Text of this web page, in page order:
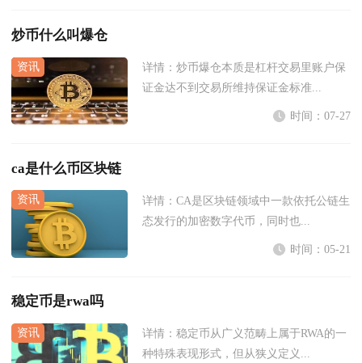
炒币什么叫爆仓
详情： 炒币爆仓本质是杠杆交易里账户保
证金达不到交易所维持保证金标准...
时间：07-27
ca是什么币区块链
详情： CA是区块链领域中一款依托公链生
态发行的加密数字代币，同时也...
时间：05-21
稳定币是rwa吗
详情： 稳定币从广义范畴上属于RWA的一
种特殊表现形式，但从狭义定义...